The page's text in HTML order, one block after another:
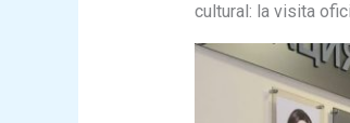
cultural: la visita